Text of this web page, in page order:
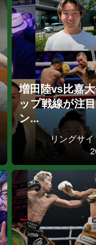
増田陸vs比嘉
ップ戦線が注
ン...
リングサ